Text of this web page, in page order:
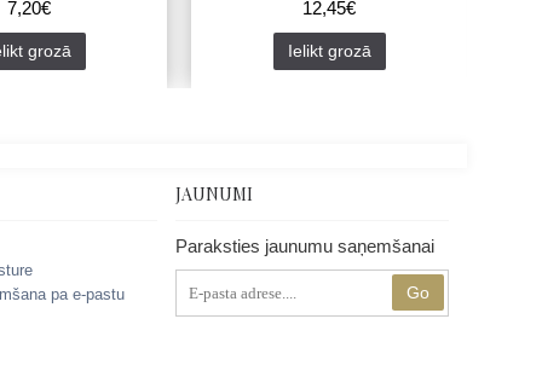
7,20€
grozā
12,45€
Ielikt grozā
pa e-pastu
JAUNUMI
Paraksties jaunumu saņemšanai
Go